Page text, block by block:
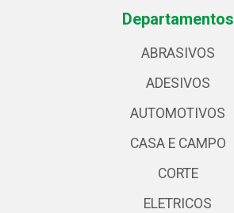
Departamentos
ABRASIVOS
ADESIVOS
AUTOMOTIVOS
CASA E CAMPO
CORTE
ELETRICOS